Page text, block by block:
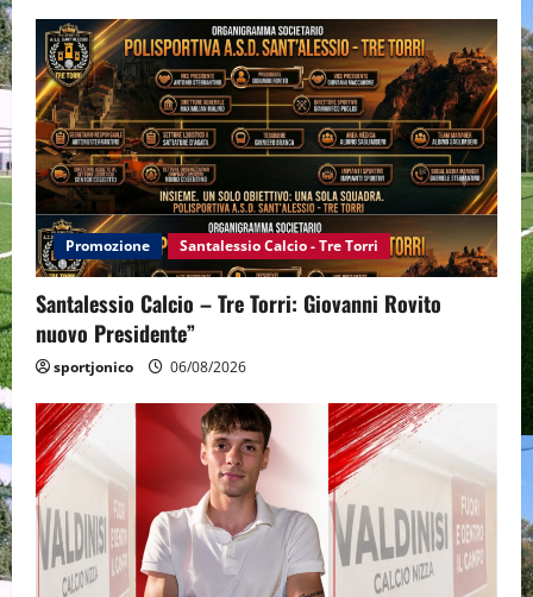
Promozione Santalessio Calcio - Tre Torri
Santalessio Calcio – Tre Torri: Giovanni Rovito
nuovo Presidente”
sportjonico 06/08/2026